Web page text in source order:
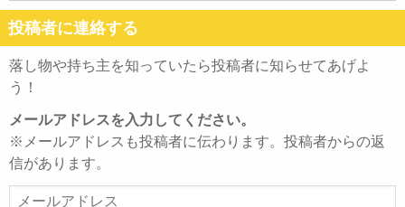
投稿者に連絡する
落し物や持ち主を知っていたら投稿者に知らせてあげよ
う！
メールアドレスを入力してください。
※メールアドレスも投稿者に伝わります。投稿者からの返
信があります。